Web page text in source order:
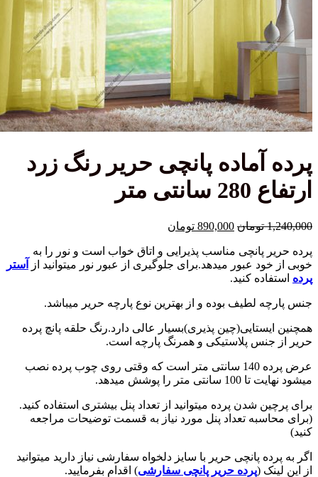
پانچی حریر رنگ زرد
متر
تومانقیمت
1,240,000 تومان
بود.
890,000 تومانقیمت
890,000 تومان.
پانچی مناسب پذیرایی و اتاق خواب است و نور را به
عبور میدهد.برای جلوگیری از عبور نور میتوانید از آستر
کنید.
لطیف بوده و از بهترین نوع پارچه حریر میباشد.
پذیری)بسیار عالی دارد.رنگ حلقه پانچ پرده
پلاستیکی و همرنگ پارچه است.
عرض پرده 140 سانتی متر است که وقتی روی چوب پرده نصب
را پوشش میدهد.
شدن پرده میتوانید از تعداد پنل بیشتری استفاده کنید.
تعداد پنل مورد نیاز به قسمت توضیحات مراجعه
پانچی حریر با سایز دلخواه سفارشی نیاز دارید میتوانید
( پرده حریر پانچی سفارشی ) اقدام بفرمایید.